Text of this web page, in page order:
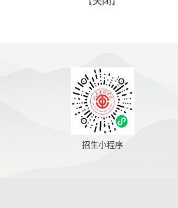
招生小程序